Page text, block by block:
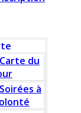
Carte du
Soirées à